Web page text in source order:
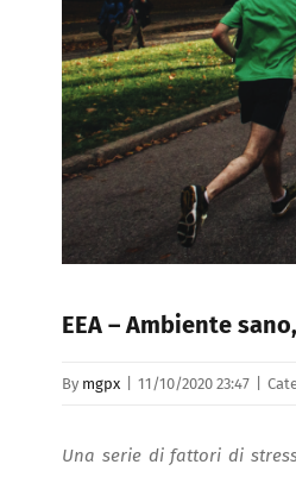
EEA – Ambiente
By mgpx 11/10/2020 23:47
Una serie di fattori di